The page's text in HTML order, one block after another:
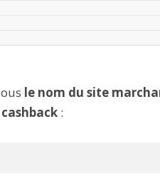
le nom du site
: